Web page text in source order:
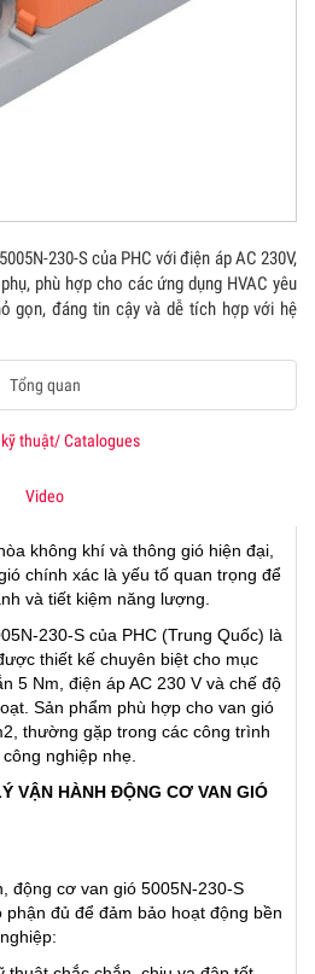
230-S của PHC với điện áp AC 230V,
phù hợp cho các ứng dụng HVAC yêu
gọn, đáng tin cậy và dễ tích hợp với hệ
Tổng quan
thuật/ Catalogues
Video
không khí và thông gió hiện đại,
chính xác là yếu tố quan trọng để
và tiết kiệm năng lượng.
230-S của PHC (Trung Quốc) là
thiết kế chuyên biệt cho mục
5 Nm, điện áp AC 230 V và chế độ
Sản phẩm phù hợp cho van gió
thường gặp trong các công trình
nghiệp nhẹ.
VẬN HÀNH ĐỘNG CƠ VAN GIÓ
động cơ van gió 5005N-230-S
đủ để đảm bảo hoạt động bền